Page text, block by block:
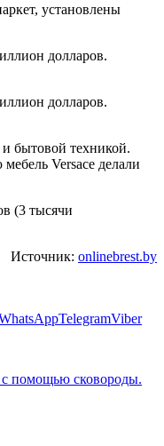
установлены
бытовой техникой.
Versace делали
(3 тысячи
Источник: onlinebrest.by
TelegramViber
с помощью сковороды.